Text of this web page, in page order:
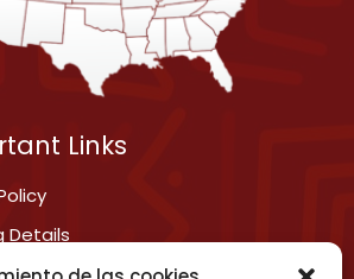
Links
Details